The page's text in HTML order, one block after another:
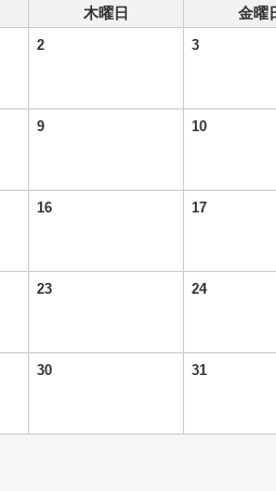
木曜日 金曜
2 3
9 10
16 17
23 24
30 31